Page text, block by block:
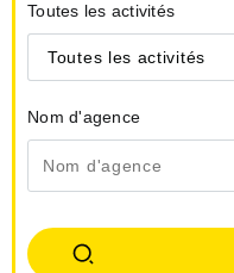
Toutes les activités
Toutes les activités
Nom d'agence